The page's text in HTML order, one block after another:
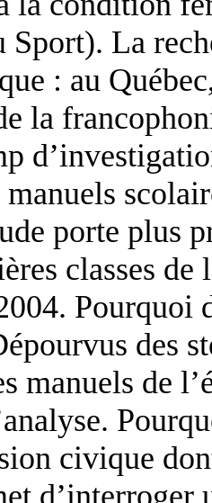
Sport). La
: au
la
manuels
porte plus
classes de
Pourquoi
des
manuels de
civique
d’interroger